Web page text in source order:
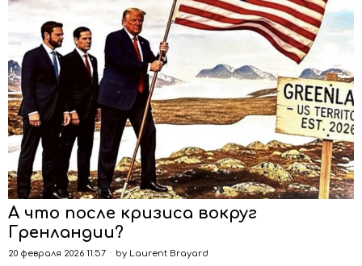
А что после кризиса вокруг
Гренландии?
20 февраля 2026 11:57 by Laurent Brayard